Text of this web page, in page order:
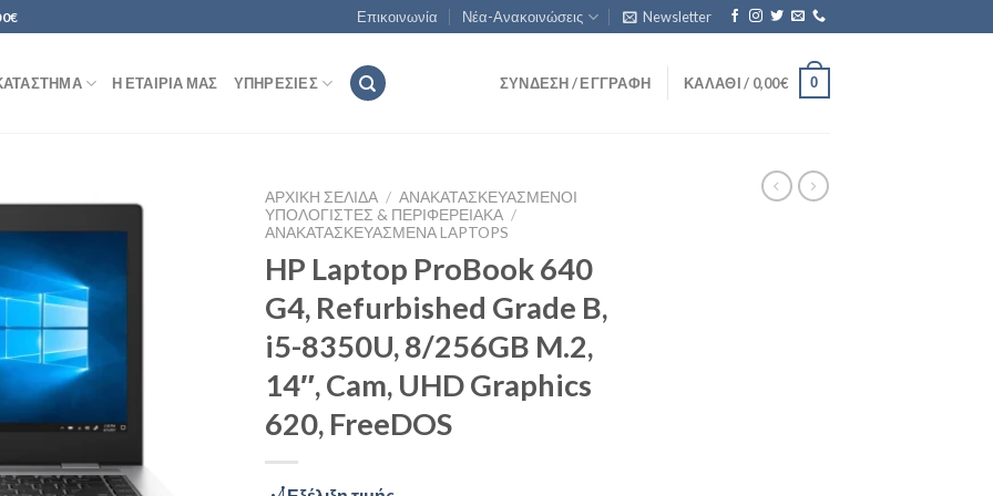
Επικοινωνία Νέα-Ανακοινώσεις Newsletter
Η ΕΤΑΙΡΊΑ ΜΑΣ ΥΠΗΡΕΣΊΕΣ ΣΎΝΔΕΣΗ / ΕΓΓΡΑΦΉ ΚΑΛΆΘΙ / 0,00€ 0
ΑΡΧΙΚΉ ΣΕΛΊΔΑ / ΑΝΑΚΑΤΑΣΚΕΥΑΣΜΈΝΟΙ
ΥΠΟΛΟΓΙΣΤΈΣ & ΠΕΡΙΦΕΡΕΙΑΚΆ /
ΑΝΑΚΑΤΑΣΚΕΥΑΣΜΈΝΑ LAPTOPS
HP Laptop ProBook 640
G4, Refurbished Grade B,
i5-8350U, 8/256GB M.2,
14″, Cam, UHD Graphics
620, FreeDOS